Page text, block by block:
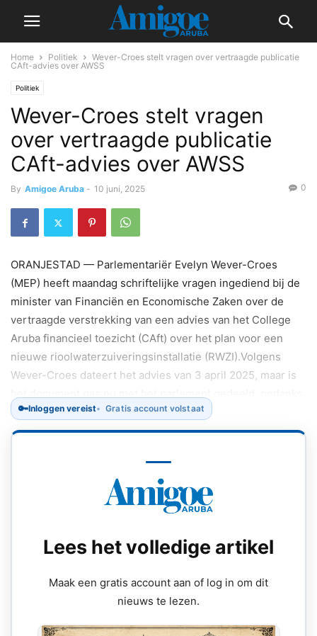
Home Politiek
Wever-Croes stelt vragen over vertraagde publicatie
CAft-advies over AWSS
Politiek
Wever-Croes stelt vragen
over vertraagde publicatie
CAft-advies over AWSS
By Amigoe Aruba - 10 juni, 2025 0
ORANJESTAD — Parlementariër Evelyn Wever-Croes
(MEP) heeft maandag schriftelijke vragen ingediend bij de
minister van Financiën en Economische Zaken over de
vertraagde verstrekking van een advies van het College
Aruba financieel toezicht (CAft) over het plan voor een
nieuwe rioolwaterzuiveringsinstallatie (RWZI).Volgens
Wever-Croes dateert het advies van 3 april 2025, maar is
herhaalde verzoeken van de MEP-fractie.
🔑Inloggen vereist Gratis account volstaat
Lees het volledige artikel
Maak een gratis account aan of log in om dit
nieuws te lezen.